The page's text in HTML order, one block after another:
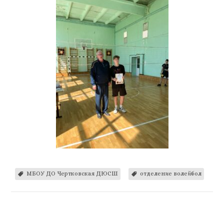
МБОУ ДО Чертковская ДЮСШ отделение волейбол